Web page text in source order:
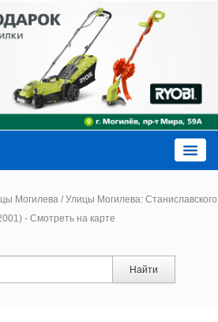
Могилева /Улицы Могилева: Станиславского
- Смотреть на карте
Найти